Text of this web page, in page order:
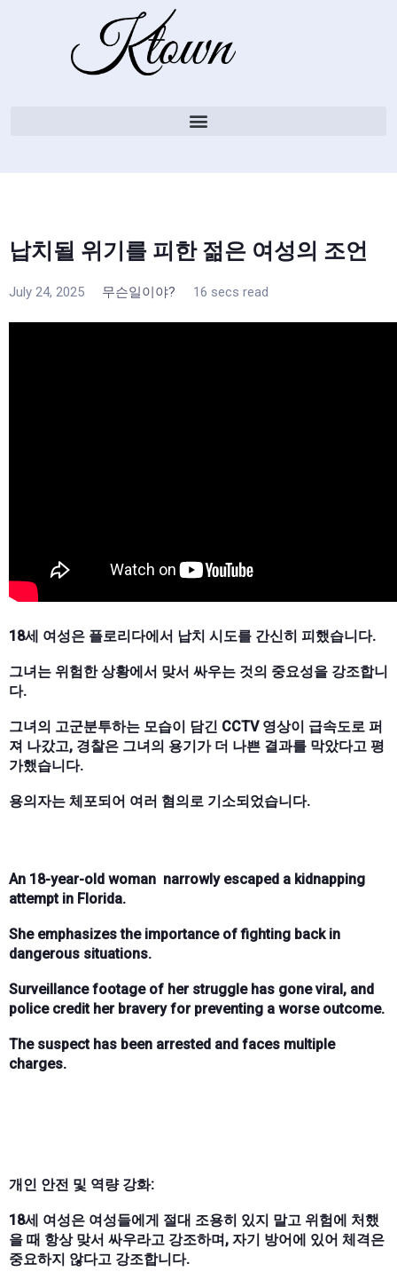
납치될 위기를 피한 젊은 여성의 조언
July 24, 2025 무슨일이야? 16 secs read
18세 여성은 플로리다에서 납치 시도를 간신히 피했습니다.
그녀는 위험한 상황에서 맞서 싸우는 것의 중요성을 강조합니
다.
그녀의 고군분투하는 모습이 담긴 CCTV 영상이 급속도로 퍼
져 나갔고, 경찰은 그녀의 용기가 더 나쁜 결과를 막았다고 평
가했습니다.
용의자는 체포되어 여러 혐의로 기소되었습니다.
An 18-year-old woman narrowly escaped a kidnapping
attempt in Florida.
She emphasizes the importance of fighting back in
dangerous situations.
Surveillance footage of her struggle has gone viral, and
police credit her bravery for preventing a worse outcome.
The suspect has been arrested and faces multiple
charges.
개인 안전 및 역량 강화:
18세 여성은 여성들에게 절대 조용히 있지 말고 위험에 처했
을 때 항상 맞서 싸우라고 강조하며, 자기 방어에 있어 체격은
중요하지 않다고 강조합니다.